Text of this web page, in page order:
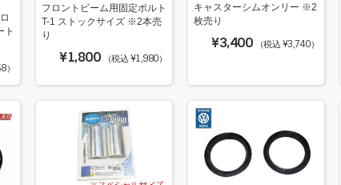
ト
）
フロントビーム用固定ボルト
T-1 ストックサイズ ※2本売
り
¥1,800 （税込 ¥1,980）
キャスターシムオンリー ※2
枚売り
¥3,400 （税込 ¥3,740）